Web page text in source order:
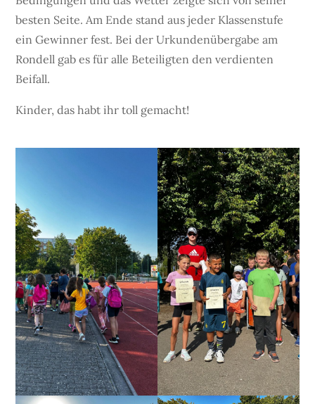
besten Seite. Am Ende stand aus jeder Klassenstufe
ein Gewinner fest. Bei der Urkundenübergabe am
Rondell gab es für alle Beteiligten den verdienten
Beifall.
Kinder, das habt ihr toll gemacht!